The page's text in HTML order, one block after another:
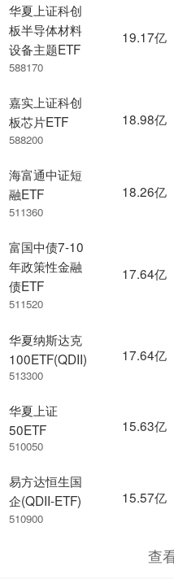
华夏上证科创
板半导体材料
设备主题ETF
588170
嘉实上证科创
板芯片ETF
588200
海富通中证短
融ETF
511360
富国中债7-10
年政策性金融
债ETF
511520
华夏纳斯达克
100ETF(QDII)
513300
华夏上证
50ETF
510050
易方达恒生国
企(QDII-ETF)
510900
19.17亿
18.98亿
18.26亿
17.64亿
17.64亿
15.63亿
15.57亿
查